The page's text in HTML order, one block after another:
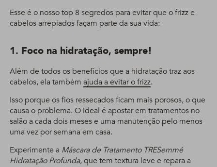
Esse é o nosso top 8 segredos para evitar que o frizz e
cabelos arrepiados façam parte da sua vida:
1. Foco na hidratação, sempre!
Além de todos os benefícios que a hidratação traz aos
cabelos, ela também ajuda a evitar o frizz.
Isso porque os fios ressecados ficam mais porosos, o que
causa o problema. O ideal é apostar em tratamentos no
salão a cada dois meses e uma manutenção pelo menos
uma vez por semana em casa.
Experimente a Máscara de Tratamento TRESemmé
Hidratação Profunda, que tem textura leve e repara a